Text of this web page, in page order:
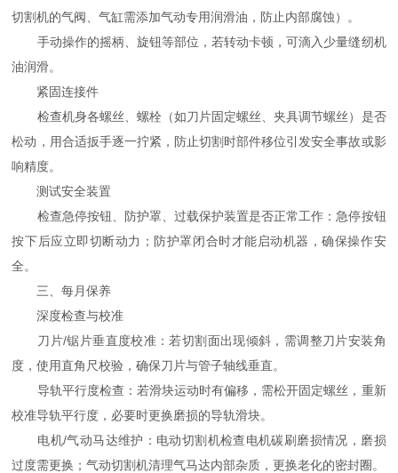
切割机的气阀、气缸需添加气动专用润滑油，防止内部腐蚀）。
手动操作的摇柄、旋钮等部位，若转动卡顿，可滴入少量缝纫机
油润滑。
紧固连接件
检查机身各螺丝、螺栓（如刀片固定螺丝、夹具调节螺丝）是否
松动，用合适扳手逐一拧紧，防止切割时部件移位引发安全事故或影
响精度。
测试安全装置
检查急停按钮、防护罩、过载保护装置是否正常工作：急停按钮
按下后应立即切断动力；防护罩闭合时才能启动机器，确保操作安
全。
三、每月保养
深度检查与校准
刀片/锯片垂直度校准：若切割面出现倾斜，需调整刀片安装角
度，使用直角尺校验，确保刀片与管子轴线垂直。
导轨平行度检查：若滑块运动时有偏移，需松开固定螺丝，重新
校准导轨平行度，必要时更换磨损的导轨滑块。
电机/气动马达维护：电动切割机检查电机碳刷磨损情况，磨损
过度需更换；气动切割机清理气马达内部杂质，更换老化的密封圈。